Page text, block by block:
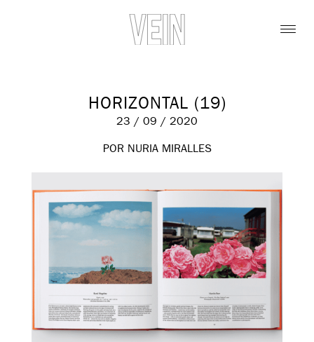
HORIZONTAL (19)
23 / 09 / 2020
POR NURIA MIRALLES